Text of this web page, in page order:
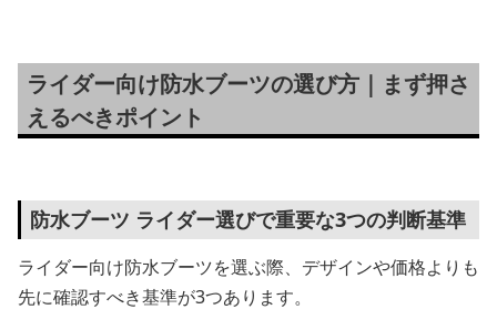
ライダー向け防水ブーツの選び方｜まず押さ
えるべきポイント
防水ブーツ ライダー選びで重要な3つの判断基準
ライダー向け防水ブーツを選ぶ際、デザインや価格よりも
先に確認すべき基準が3つあります。